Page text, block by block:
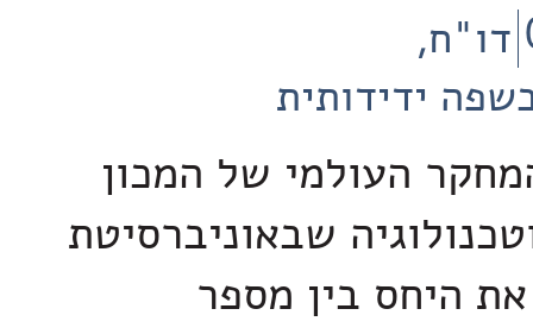
דו"ח
ידידותית
העולמי של המכון
שבאוניברסיטת
היחס בין מספר